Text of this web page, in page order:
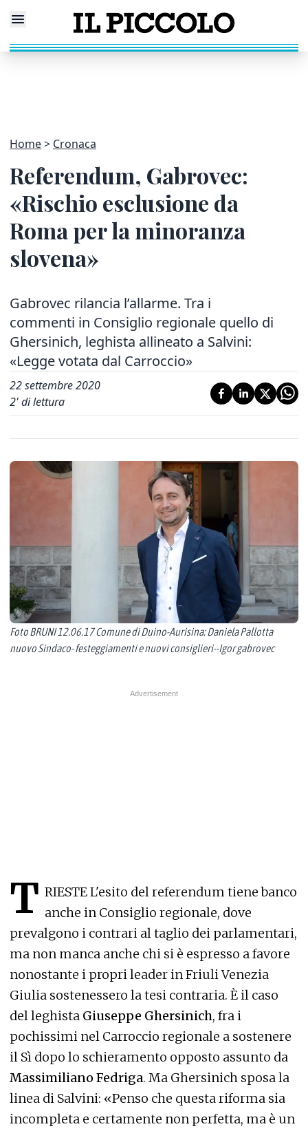
Home Cronaca
Referendum, Gabrovec:
«Rischio esclusione da
Roma per la minoranza
slovena»
Gabrovec rilancia l’allarme. Tra i
commenti in Consiglio regionale quello di
Ghersinich, leghista allineato a Salvini:
«Legge votata dal Carroccio»
22 settembre 2020
2' di lettura
Foto BRUNI 12.06.17 Comune di Duino-Aurisina: Daniela Pallotta
nuovo Sindaco- festeggiamenti e nuovi consiglieri--Igor gabrovec
T RIESTE L'esito del referendum tiene banco
anche in Consiglio regionale, dove
prevalgono i contrari al taglio dei parlamentari,
ma non manca anche chi si è espresso a favore
nonostante i propri leader in Friuli Venezia
Giulia sostenessero la tesi contraria. È il caso
del leghista Giuseppe Ghersinich, fra i
pochissimi nel Carroccio regionale a sostenere
il Sì dopo lo schieramento opposto assunto da
Massimiliano Fedriga. Ma Ghersinich sposa la
linea di Salvini: «Penso che questa riforma sia
incompleta e certamente non perfetta, ma è un